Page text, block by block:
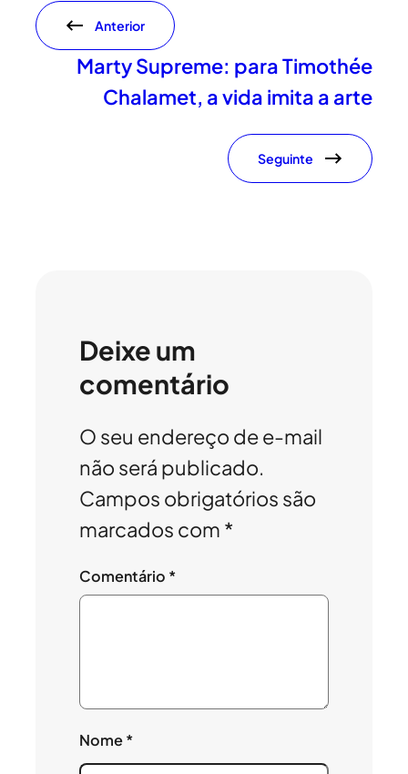
Anterior
Marty Supreme: para Timothée
Chalamet, a vida imita a arte
Seguinte
Deixe um
comentário
O seu endereço de e-mail
não será publicado.
Campos obrigatórios são
marcados com *
Comentário *
Nome*